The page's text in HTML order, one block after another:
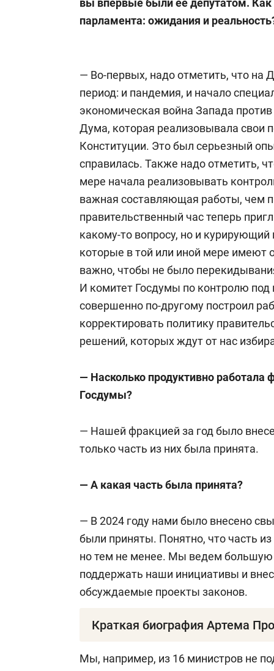
вы впервые были ее депутатом. Как
парламента: ожидания и
— Во-первых, надо отметить, что на
период: и пандемия, и начало
экономическая война Запада
Дума, которая реализовывала свои
Конституции. Это был серьезный
справилась. Также надо отметить,
мере начала реализовывать
важная составляющая работы, чем
правительственный час теперь
какому-то вопросу, но и
которые в той или иной мере
важно, чтобы не было
И комитет Госдумы по контролю
совершенно по-другому построил
корректировать политику
решений, которых ждут от нас
— Насколько продуктивно
Госдумы?
— Нашей фракцией за год было
только часть из них была принята.
— А какая часть была принята?
— В 2024 году нами было внесено
были приняты. Понятно, что часть
но тем не менее. Мы ведем большую
поддержать наши инициативы и
обсуждаемые проекты законов.
Краткая биография Артема
Окончил с отличием КГУ по
Мы, например, из 16 министров не